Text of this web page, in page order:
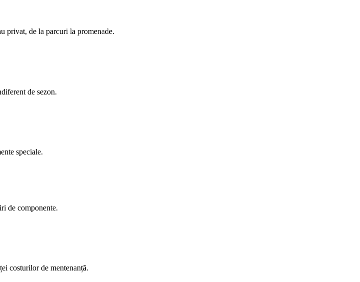
privat, de la parcuri la promenade.
de sezon.
speciale.
de componente.
costurilor de mentenanță.